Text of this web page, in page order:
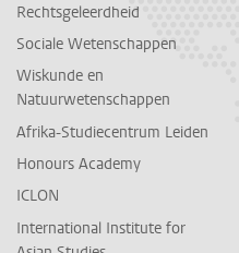
Rechtsgeleerdheid
Sociale Wetenschappen
Wiskunde en
Natuurwetenschappen
Afrika-Studiecentrum Leiden
Honours Academy
ICLON
International Institute for